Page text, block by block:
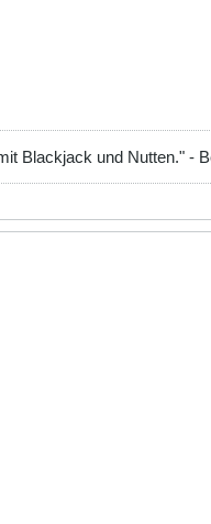
Blackjack und Nutten." -